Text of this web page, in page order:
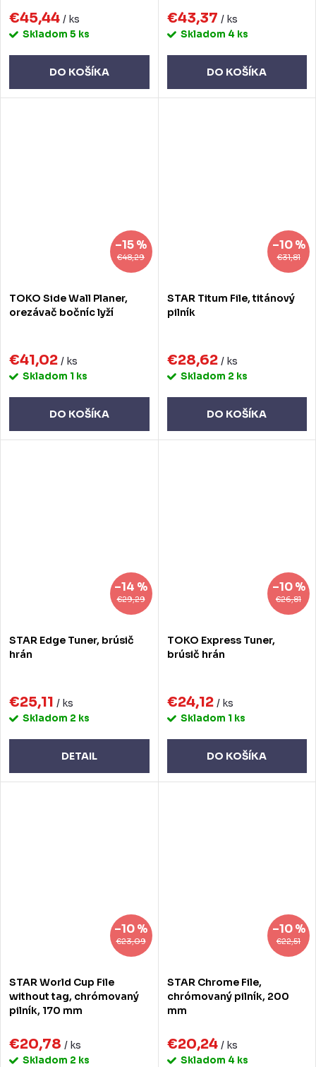
€45,44 / ks
Skladom 5 ks
DO KOŠÍKA
€43,37 / ks
Skladom 4 ks
DO KOŠÍKA
€48,29
–15 %
TOKO Side Wall Planer,
orezávač bočníc lyží
€41,02 / ks
Skladom 1 ks
DO KOŠÍKA
€31,81
–10 %
STAR Titum File, titánový
pilník
€28,62 / ks
Skladom 2 ks
DO KOŠÍKA
€29,29
–14 %
STAR Edge Tuner, brúsič
hrán
€25,11 / ks
Skladom 2 ks
DETAIL
€26,81
–10 %
TOKO Express Tuner,
brúsič hrán
€24,12 / ks
Skladom 1 ks
DO KOŠÍKA
€23,09
–10 %
STAR World Cup File
without tag, chrómovaný
pilník, 170 mm
€20,78 / ks
Skladom 2 ks
€22,51
–10 %
STAR Chrome File,
chrómovaný pilník, 200
mm
€20,24 / ks
Skladom 4 ks